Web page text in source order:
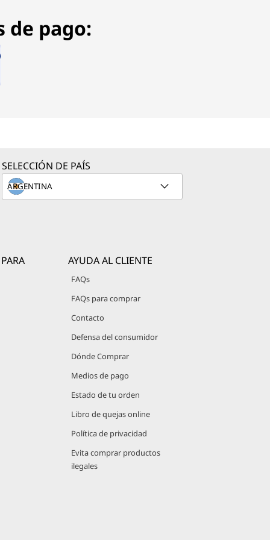
de pago:
SELECCIÓN DE PAÍS
AYUDA AL CLIENTE
FAQs
FAQs para comprar
Contacto
Defensa del consumidor
Dónde Comprar
Medios de pago
Estado de tu orden
Libro de quejas online
Política de privacidad
Evita comprar productos
ilegales